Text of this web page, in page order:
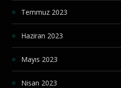
Temmuz 2023
Haziran 2023
Mayıs 2023
Nisan 2023